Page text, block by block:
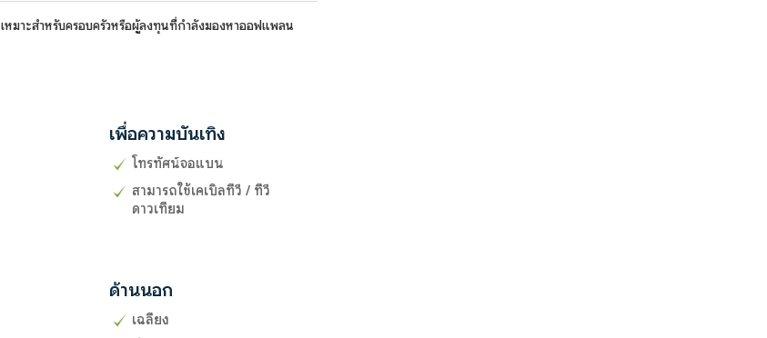
เหมาะสำหรับครอบครัวหรือผู้ลงทุนที่กำลังมองหาออฟแพลน
เพื่อความบันเทิง
โทรทัศน์จอแบน
สามารถใช้เคเบิลทีวี / ทีวี
ดาวเทียม
ด้านนอก
เฉลียง